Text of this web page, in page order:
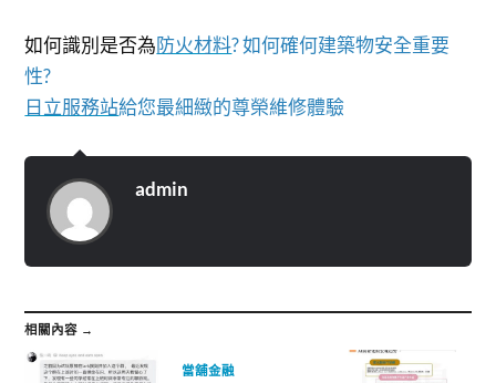
如何識別是否為防火材料? 如何確何建築物安全重要
性?
日立服務站給您最細緻的尊榮維修體驗
admin
相關內容 →
當舖金融